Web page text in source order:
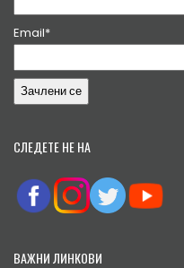
Email*
СЛЕДЕТЕ НЕ НА
ВАЖНИ ЛИНКОВИ